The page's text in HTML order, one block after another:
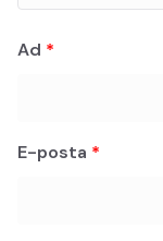
Ad *
E-posta *